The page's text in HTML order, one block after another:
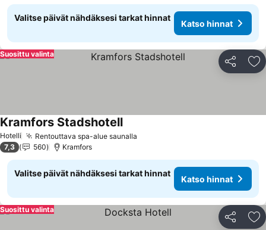
Valitse päivät nähdäksesi tarkat hinnat
Katso hinnat
Jaa
Suosittu valinta
Hotelli Rentouttava spa-alue saunalla
Kramfors StadshotellKatso hinnat
7,3 560 Kramfors
Valitse päivät nähdäksesi tarkat hinnat
Katso hinnat
Jaa
Suosittu valinta